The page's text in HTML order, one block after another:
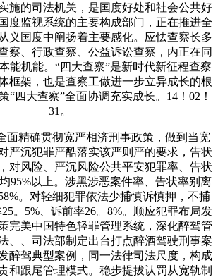
施的司法机关，是国度好处和社会公共好
度监视系统的主要构成部门，正在推进全
义国度中阐扬着主要感化。应怯查察长多
察、行政查察、公益诉讼查察，内正在同
能机能。“四大查察”是新时代新征程查察
框架，也是查察工做进一步立异成长的根
“四大查察”全面协调充实成长。14！02！
31。
精确贯彻宽严相济刑事政策，做到当宽
严沉犯罪严酷落实该严则严的要求，告状
对风险、严沉风险公共平安犯罪率、告状
95%以上。涉黑涉恶案件率、告状率别离
。对轻细犯罪依法少捕慎诉慎押，不捕
。5%、诉前率26。8%。顺应犯罪布局发
完美中国特色轻罪管理系统，深化醉驾管
、、司法部制定出台打点醉酒驾驶刑事案
醉驾典型案例，同一法律司法尺度，构成
和跟尾管理模式。稳步提拔认罚从宽轨制